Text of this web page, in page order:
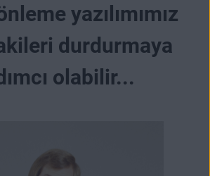
yazılımımız
durdurmaya
olabilir...